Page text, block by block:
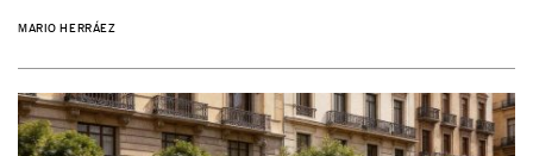
MARIO HERRÁEZ